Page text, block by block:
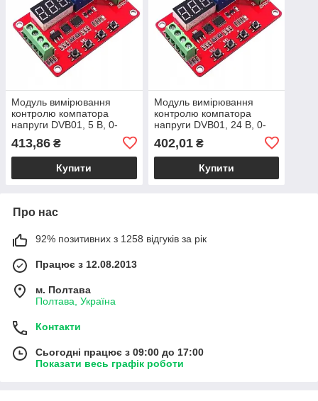
Модуль вимірювання
контролю компатора
напруги DVB01, 5 В, 0-
99,9 В, <90 мА, цифровий
компактор
413,86 ₴
Купити
Модуль вимірювання
контролю компатора
напруги DVB01, 24 В, 0-
99,9В, <35 мА, цифровий
компактор
402,01₴
Купити
Про нас
92% позитивних з 1258 відгуків за рік
Працює з 12.08.2013
м. Полтава
Полтава, Україна
Контакти
Сьогодні працює з 09:00 до 17:00
Показати весь графік роботи